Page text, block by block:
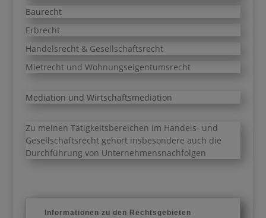
Baurecht
Erbrecht
Handelsrecht & Gesellschaftsrecht
Mietrecht und Wohnungseigentumsrecht
Mediation und Wirtschaftsmediation
Zu meinen Tätigkeitsbereichen im Handels- und
Gesellschaftsrecht gehört insbesondere auch die
Durchführung von Unternehmensnachfolgen
Informationen zu den Rechtsgebieten